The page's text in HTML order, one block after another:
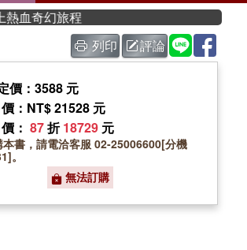
奇幻旅程
列印 評論
價：3588 元
：NT$ 21528 元
： 87折18729 元
本書，請電洽客服 02-25006600[分機
。
無法訂購